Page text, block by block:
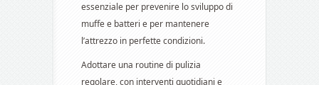
essenziale per prevenire lo sviluppo di
muffe e batteri e per mantenere
l’attrezzo in perfette condizioni.
Adottare una routine di pulizia
regolare, con interventi quotidiani e